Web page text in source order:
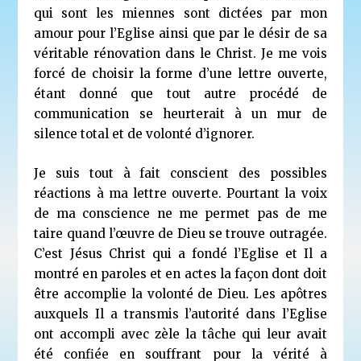
qui sont les miennes sont dictées par mon
amour pour l’Eglise ainsi que par le désir de sa
véritable rénovation dans le Christ. Je me vois
forcé de choisir la forme d’une lettre ouverte,
étant donné que tout autre procédé de
communication se heurterait à un mur de
silence total et de volonté d’ignorer.
Je suis tout à fait conscient des possibles
réactions à ma lettre ouverte. Pourtant la voix
de ma conscience ne me permet pas de me
taire quand l’œuvre de Dieu se trouve outragée.
C’est Jésus Christ qui a fondé l’Eglise et Il a
montré en paroles et en actes la façon dont doit
être accomplie la volonté de Dieu. Les apôtres
auxquels Il a transmis l’autorité dans l’Eglise
ont accompli avec zèle la tâche qui leur avait
été confiée en souffrant pour la vérité à